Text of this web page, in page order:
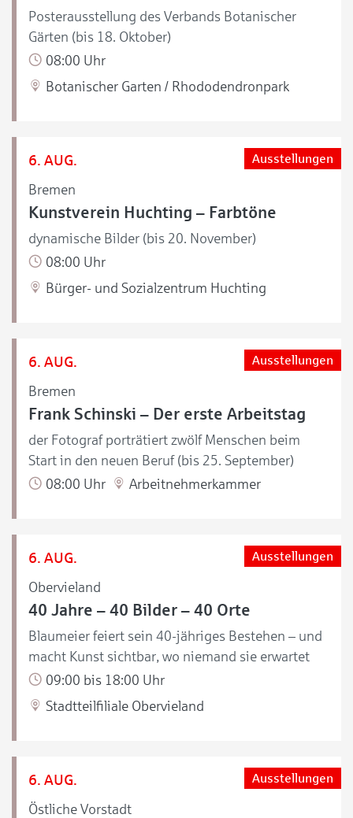
Posterausstellung des Verbands Botanischer
Gärten (bis 18. Oktober)
08:00 Uhr
Botanischer Garten / Rhododendronpark
6. AUG.
Bremen
Ausstellungen
Kunstverein Huchting – Farbtöne
dynamische Bilder (bis 20. November)
08:00 Uhr
Bürger- und Sozialzentrum Huchting
6. AUG.
Bremen
Ausstellungen
Frank Schinski – Der erste Arbeitstag
der Fotograf porträtiert zwölf Menschen beim
Start in den neuen Beruf (bis 25. September)
08:00 Uhr
Arbeitnehmerkammer
6. AUG.
Obervieland
Ausstellungen
40 Jahre – 40 Bilder – 40 Orte
Blaumeier feiert sein 40-jähriges Bestehen – und
macht Kunst sichtbar, wo niemand sie erwartet
09:00 bis 18:00 Uhr
Stadtteilfiliale Obervieland
6. AUG.
Östliche Vorstadt
Ausstellungen